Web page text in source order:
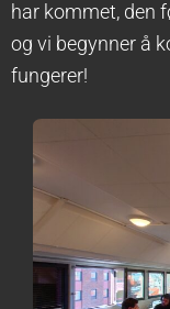
har kommet, den
og vi begynner å
fungerer!